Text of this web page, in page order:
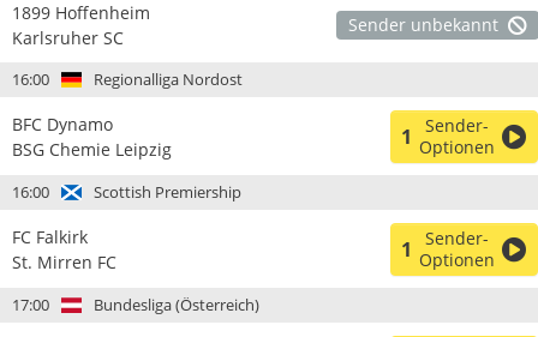
1899 Hoffenheim
Karlsruher SC
Sender unbekannt
16:00 Regionalliga Nordost
BFC Dynamo
BSG Chemie Leipzig
1
Sender-
Optionen
16:00 Scottish Premiership
FC Falkirk
St. Mirren FC
1
Sender-
Optionen
17:00 Bundesliga (Österreich)